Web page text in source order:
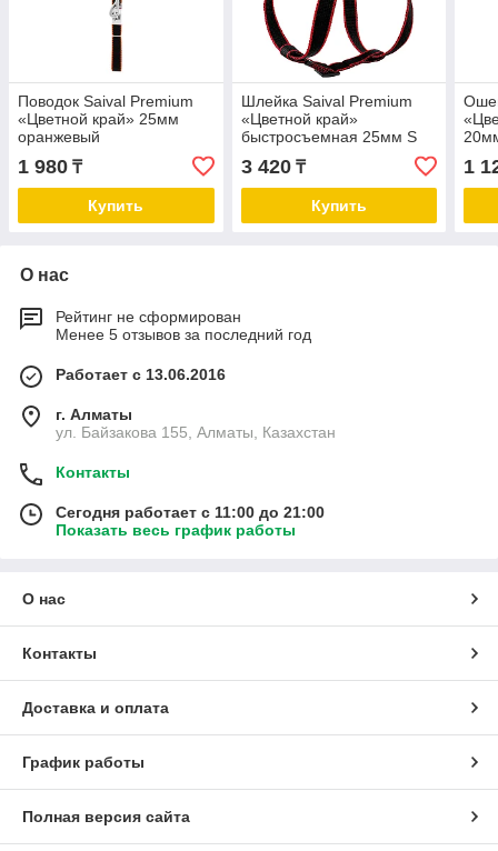
Поводок Saival Premium
«Цветной край» 25мм
оранжевый
1 980 ₸
Купить
Шлейка Saival Premium
«Цветной край»
быстросъемная 25мм S
3 420₸
Купить
1
О нас
Рейтинг не сформирован
Менее 5 отзывов за последний год
Работает с 13.06.2016
г. Алматы
ул. Байзакова 155, Алматы, Казахстан
Контакты
Сегодня работает с 11:00 до 21:00
Показать весь график работы
О нас
Контакты
Доставка и оплата
График работы
Полная версия сайта